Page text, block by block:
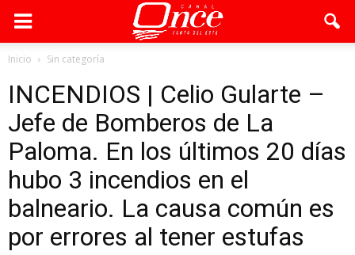
Inicio Sin categoría
INCENDIOS | Celio Gularte –
Jefe de Bomberos de La
Paloma. En los últimos 20 días
hubo 3 incendios en el
balneario. La causa común es
por errores al tener estufas